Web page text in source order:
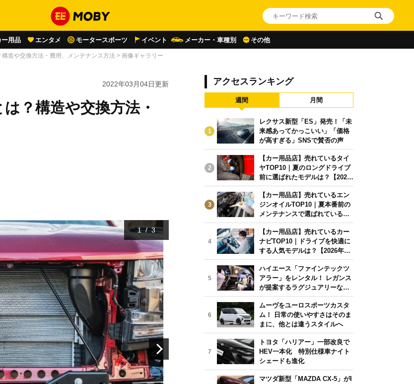
ー用品 エンタメ モータースポーツ イベント メーカー・車種別 その他
造や交換方法・費用、メンテナンス方法 > 画像ギャラリー
2022年03月04日更新
？構造や交換方法・
1/3
アクセスランキング
週間 月間
1
レクサス新型「ES」発売！「未
来感あってかっこいい」「価格
が高すぎる」SNSで賛否の声
2
【カー用品店】売れているタイ
ヤTOP10｜夏のロングドライブ
前に選ばれたモデルは？【2026
年6月版】
3
【カー用品店】売れているエン
ジンオイルTOP10｜夏本番前の
メンテナンスで選ばれている人
気モデルは？【2026年6月版】
4
【カー用品店】売れているカー
ナビTOP10｜ドライブを快適に
する人気モデルは？【2026年6
月版】
5
ハイエース「ファインテックツ
アラー」をレンタル！ レガンス
が提案するラグジュアリーな移
動体験
6
ムーヴをユーロスポーツカスタ
ム！ 日常の使いやすさはそのま
まに、他とは違うスタイルへ
7
トヨタ「ハリアー」一部改良で
HEV一本化 特別仕様車ナイト
シェードも進化
マツダ新型「MAZDA CX-5」がI